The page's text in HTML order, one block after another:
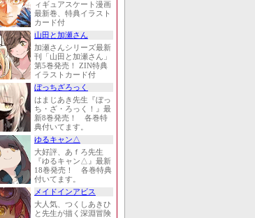
ィギュアスケート漫画
最新巻、特典イラスト
カード付
山田と加瀬さん
加瀬さんシリーズ最新
刊「山田と加瀬さん」
第5巻発売！ ZIN特典
イラストカード付
ぼっちざろっく
はまじあき先生『ぼっ
ち・ざ・ろっく！』最
新8巻発売！ 各巻特
典付いてます。
ゆるキャン△
大好評、あｆろ先生
『ゆるキャン△』最新
18巻発売！ 各巻特典
付いてます。
メイドインアビス
大人気、つくしあきひ
と先生が描く深淵冒険